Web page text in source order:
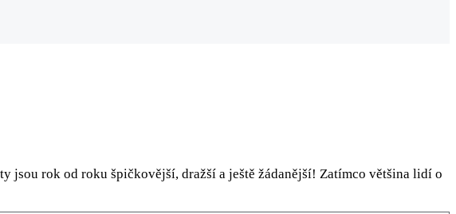
jsou rok od roku špičkovější, dražší a ještě žádanější! Zatímco většina lidí o